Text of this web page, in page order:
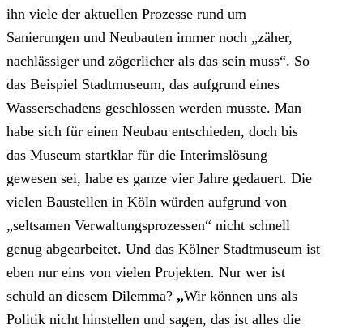
ihn viele der aktuellen Prozesse rund um
Sanierungen und Neubauten immer noch „zäher,
nachlässiger und zögerlicher als das sein muss“. So
das Beispiel Stadtmuseum, das aufgrund eines
Wasserschadens geschlossen werden musste. Man
habe sich für einen Neubau entschieden, doch bis
das Museum startklar für die Interimslösung
gewesen sei, habe es ganze vier Jahre gedauert. Die
vielen Baustellen in Köln würden aufgrund von
„seltsamen Verwaltungsprozessen“ nicht schnell
genug abgearbeitet. Und das Kölner Stadtmuseum ist
eben nur eins von vielen Projekten. Nur wer ist
schuld an diesem Dilemma? „Wir können uns als
Politik nicht hinstellen und sagen, das ist alles die